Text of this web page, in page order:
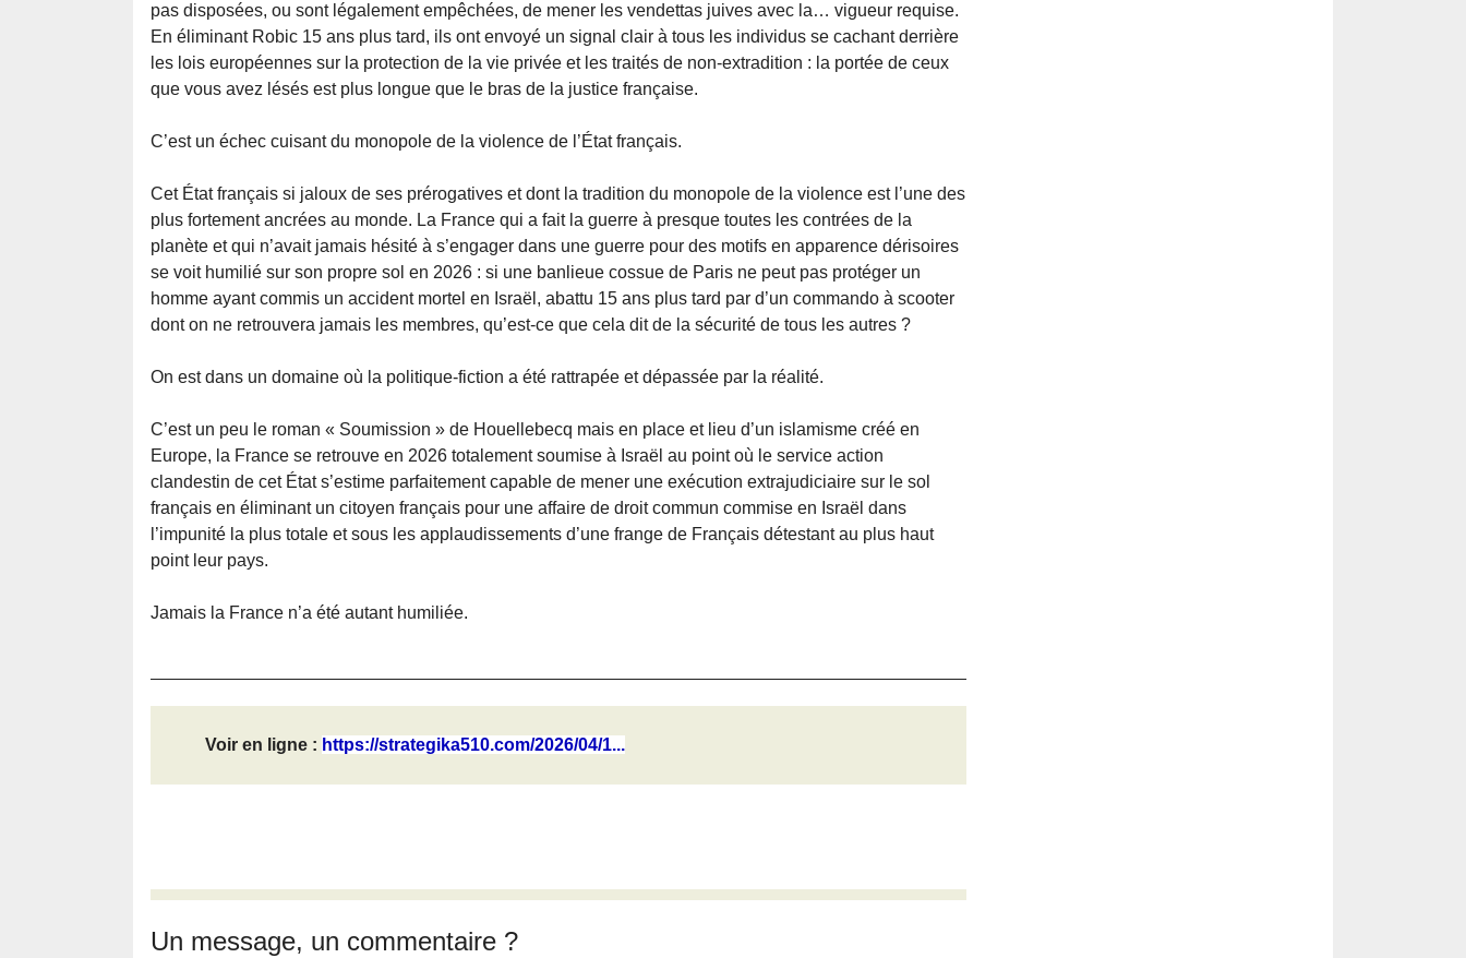
pas disposées, ou sont légalement empêchées, de mener les vendettas juives avec la… vigueur requise.
En éliminant Robic 15 ans plus tard, ils ont envoyé un signal clair à tous les individus se cachant derrière
les lois européennes sur la protection de la vie privée et les traités de non-extradition : la portée de ceux
que vous avez lésés est plus longue que le bras de la justice française.
C’est un échec cuisant du monopole de la violence de l’État français.
Cet État français si jaloux de ses prérogatives et dont la tradition du monopole de la violence est l’une des
plus fortement ancrées au monde. La France qui a fait la guerre à presque toutes les contrées de la
planète et qui n’avait jamais hésité à s’engager dans une guerre pour des motifs en apparence dérisoires
se voit humilié sur son propre sol en 2026 : si une banlieue cossue de Paris ne peut pas protéger un
homme ayant commis un accident mortel en Israël, abattu 15 ans plus tard par d’un commando à scooter
dont on ne retrouvera jamais les membres, qu’est-ce que cela dit de la sécurité de tous les autres ?
On est dans un domaine où la politique-fiction a été rattrapée et dépassée par la réalité.
C’est un peu le roman « Soumission » de Houellebecq mais en place et lieu d’un islamisme créé en
Europe, la France se retrouve en 2026 totalement soumise à Israël au point où le service action
clandestin de cet État s’estime parfaitement capable de mener une exécution extrajudiciaire sur le sol
français en éliminant un citoyen français pour une affaire de droit commun commise en Israël dans
l’impunité la plus totale et sous les applaudissements d’une frange de Français détestant au plus haut
point leur pays.
Jamais la France n’a été autant humiliée.
Voir en ligne : https://strategika510.com/2026/04/1...
Un message, un commentaire ?